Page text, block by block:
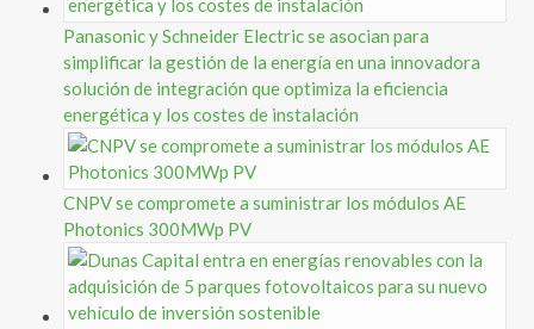
Panasonic y Schneider Electric se asocian para
simplificar la gestión de la energía en una innovadora
solución de integración que optimiza la eficiencia
energética y los costes de instalación
CNPV se compromete a suministrar los módulos AE
Photonics 300MWp PV